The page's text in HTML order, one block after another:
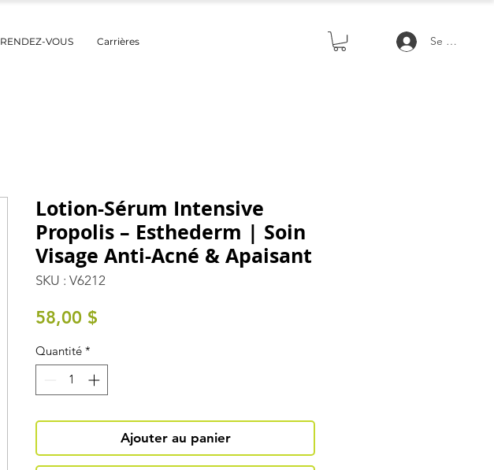
RENDEZ-VOUS Carrières Se
Lotion-Sérum Intensive
Propolis – Esthederm | Soin
Visage Anti-Acné & Apaisant
SKU : V6212
58,00 $
Quantité *
Ajouter au panier